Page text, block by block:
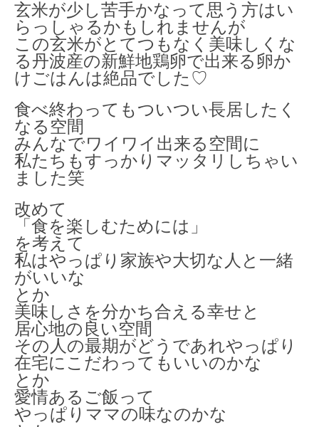
玄米が少し苦手かなって思う方はい
らっしゃるかもしれませんが
この玄米がとてつもなく美味しくな
る丹波産の新鮮地鶏卵で出来る卵か
けごはんは絶品でした♡
食べ終わってもついつい長居したく
なる空間
みんなでワイワイ出来る空間に
私たちもすっかりマッタリしちゃい
ました笑
改めて
「食を楽しむためには」
を考えて
私はやっぱり家族や大切な人と一緒
がいいな
とか
美味しさを分かち合える幸せと
居心地の良い空間
その人の最期がどうであれやっぱり
在宅にこだわってもいいのかな
とか
愛情あるご飯って
やっぱりママの味なのかな